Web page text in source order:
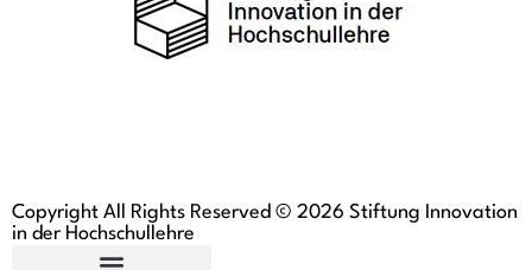
Copyright All Rights Reserved © 2026 Stiftung Innovation
in der Hochschullehre